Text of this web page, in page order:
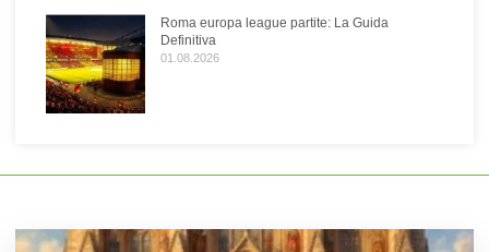
Roma europa league partite: La Guida
Definitiva
01.08.2026